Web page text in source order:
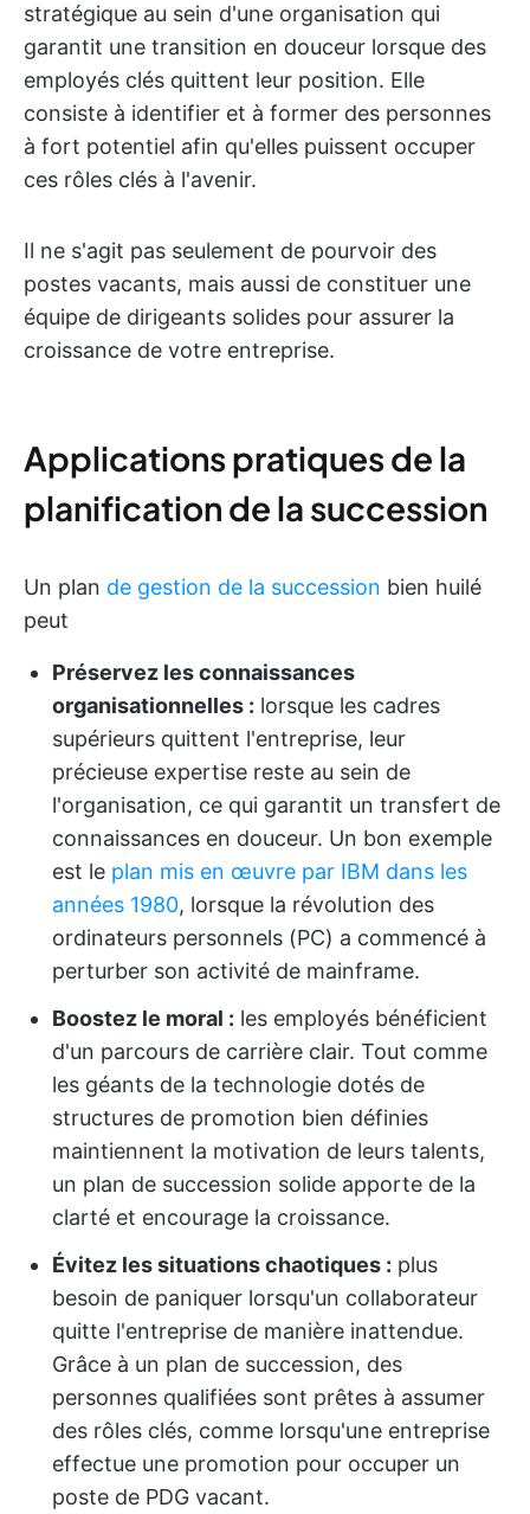
stratégique au sein d'une organisation qui
garantit une transition en douceur lorsque des
employés clés quittent leur position. Elle
consiste à identifier et à former des personnes
à fort potentiel afin qu'elles puissent occuper
ces rôles clés à l'avenir.
Il ne s'agit pas seulement de pourvoir des
postes vacants, mais aussi de constituer une
équipe de dirigeants solides pour assurer la
croissance de votre entreprise.
Applications pratiques de la
planification de la succession
Un plan de gestion de la succession bien huilé
peut
Préservez les connaissances
organisationnelles : lorsque les cadres
supérieurs quittent l'entreprise, leur
précieuse expertise reste au sein de
l'organisation, ce qui garantit un transfert de
connaissances en douceur. Un bon exemple
est le plan mis en œuvre par IBM dans les
années 1980, lorsque la révolution des
ordinateurs personnels (PC) a commencé à
perturber son activité de mainframe.
Boostez le moral : les employés bénéficient
d'un parcours de carrière clair. Tout comme
les géants de la technologie dotés de
structures de promotion bien définies
maintiennent la motivation de leurs talents,
un plan de succession solide apporte de la
clarté et encourage la croissance.
Évitez les situations chaotiques : plus
besoin de paniquer lorsqu'un collaborateur
quitte l'entreprise de manière inattendue.
Grâce à un plan de succession, des
personnes qualifiées sont prêtes à assumer
des rôles clés, comme lorsqu'une entreprise
effectue une promotion pour occuper un
poste de PDG vacant.